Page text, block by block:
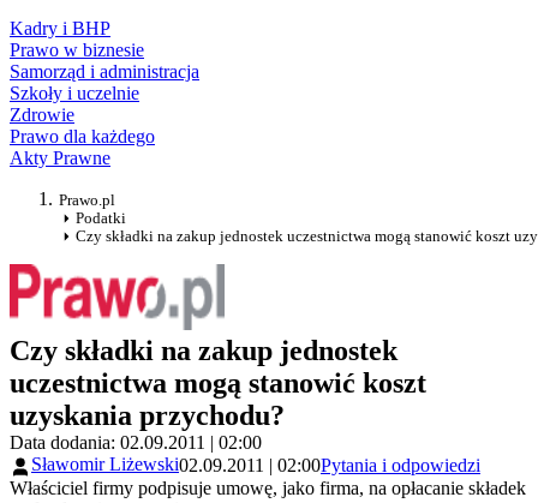
Kadry i BHP
Prawo w biznesie
Samorząd i administracja
Szkoły i uczelnie
Zdrowie
Prawo dla każdego
Akty Prawne
Prawo.pl
Podatki
Czy składki na zakup jednostek uczestnictwa mogą stanowić koszt
Czy składki na zakup jednostek
uczestnictwa mogą stanowić koszt
uzyskania przychodu?
Data dodania: 02.09.2011 | 02:00
Sławomir Liżewski02.09.2011 | 02:00Pytania i odpowiedzi
Właściciel firmy podpisuje umowę, jako firma, na opłacanie składek